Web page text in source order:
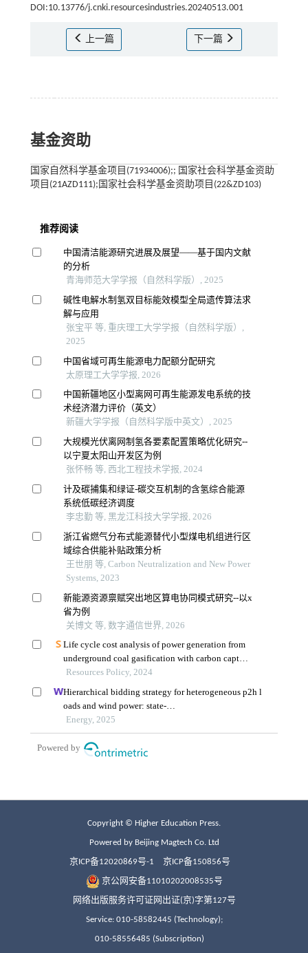
DOI:10.13776/j.cnki.resourcesindustries.20240513.001
上一篇 下一篇
基金资助
国家自然科学基金项目(71934006);; 国家社会科学基金资助
项目(21AZD111);国家社会科学基金资助项目(22&ZD103)
Copyright © Higher Education Press.
Powered by Beijing Magtech Co. Ltd
京ICP备12020869号-1 京ICP备150856号
京公网安备11010202008535号
网络出版服务许可证网出证(京)字第127号
Service: 010-58582445 (Technology);
010-58556485 (Subscription)